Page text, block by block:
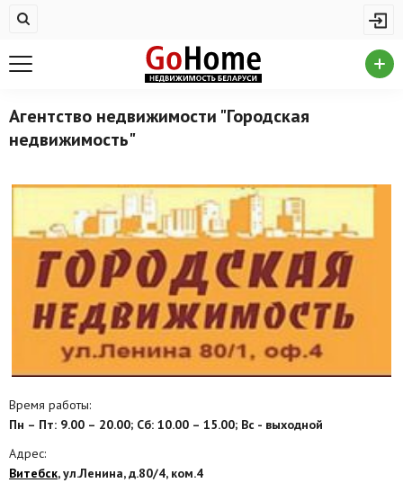
Купить квартиру
На сутки
Дома/коттеджи/участки
Комерческая недвижимость
Продажа коммерческой недвижимости
Аренда коммерческой недвижимости
Другие разделы
Агентства
Ремонт квартир
Агентство недвижимости "Городская
недвижимость"
Время работы:
Пн – Пт: 9.00 – 20.00; Сб: 10.00 – 15.00; Вс - выходной
Адрес:
Витебск, ул.Ленина, д.80/4, ком.4